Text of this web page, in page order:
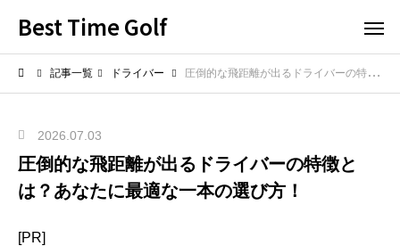
Best Time Golf
記事一覧 ドライバー 圧倒的な飛距離が出るドライバーの特徴とは？あなたに最適な一本の選び方！
2026.07.03
圧倒的な飛距離が出るドライバーの特徴と
は？あなたに最適な一本の選び方！
[PR]